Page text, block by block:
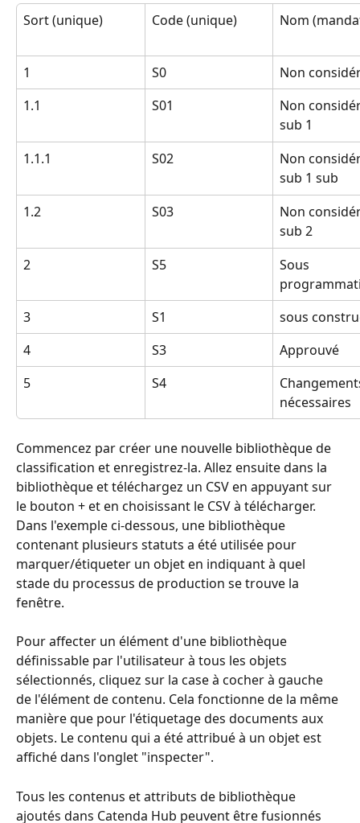
Sort (unique) Code (unique) Nom
1 S0
Non
1.1
S01
Non
sub 1
1.1.1
S02
Non
sub 1 sub
1.2
S03
Non
sub 2
2
S5
Sous
3
S1
sous
4
S3
Approuvé
5
S4
nécessaires
Commencez par créer une nouvelle bibliothèque de
classification et enregistrez-la. Allez ensuite dans la
bibliothèque et téléchargez un CSV en appuyant sur
le bouton + et en choisissant le CSV à télécharger.
Dans l'exemple ci-dessous, une bibliothèque
contenant plusieurs statuts a été utilisée pour
marquer/étiqueter un objet en indiquant à quel
stade du processus de production se trouve la
fenêtre.
Pour affecter un élément d'une bibliothèque
définissable par l'utilisateur à tous les objets
sélectionnés, cliquez sur la case à cocher à gauche
de l'élément de contenu. Cela fonctionne de la même
manière que pour l'étiquetage des documents aux
objets. Le contenu qui a été attribué à un objet est
affiché dans l'onglet "inspecter".
Tous les contenus et attributs de bibliothèque
ajoutés dans Catenda Hub peuvent être fusionnés